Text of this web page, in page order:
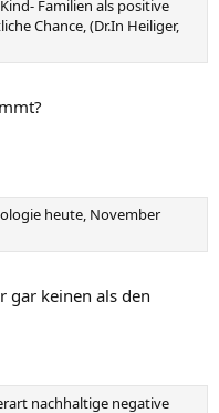
Familien als positive
Chance, (Dr.In Heiliger,
heute, November
gar keinen als den
nachhaltige negative